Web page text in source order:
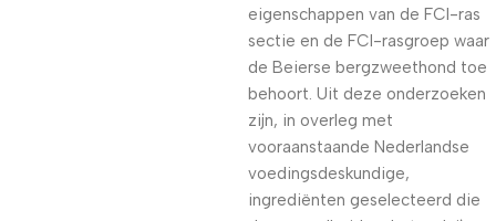
eigenschappen van de FCI-ras
sectie en de FCI-rasgroep waar
de Beierse bergzweethond toe
behoort. Uit deze onderzoeken
zijn, in overleg met
vooraanstaande Nederlandse
voedingsdeskundige,
ingrediënten geselecteerd die